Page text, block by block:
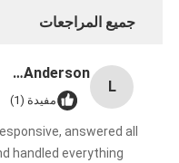
جميع المراجعات
L
Lisa Anderson
مفيدة (1)
answered all
handled everything